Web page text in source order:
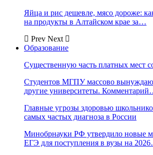
Яйца и рис дешевле, мясо дороже:
на продукты в Алтайском крае за…
Prev Next
Образование
Существенную часть платных мест
Студентов МГПУ массово
другие университеты.
Главные угрозы здоровью
самых частых диагноза в России
Минобрнауки РФ утвердило новые
ЕГЭ для поступления в вузы на